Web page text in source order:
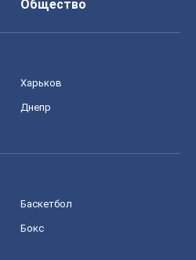
Общество
Харьков
Днепр
Баскетбол
Бокс